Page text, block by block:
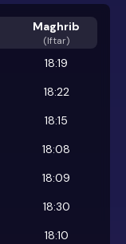
Maghrib
(Iftar)
18:19
18:22
18:15
18:08
18:09
18:30
18:10